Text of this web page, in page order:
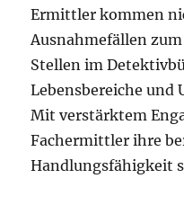
Ermittler kommen
Ausnahmefällen
Stellen im
Lebensbereiche und
Mit verstärktem
Fachermittler ihre
Handlungsfähigkeit